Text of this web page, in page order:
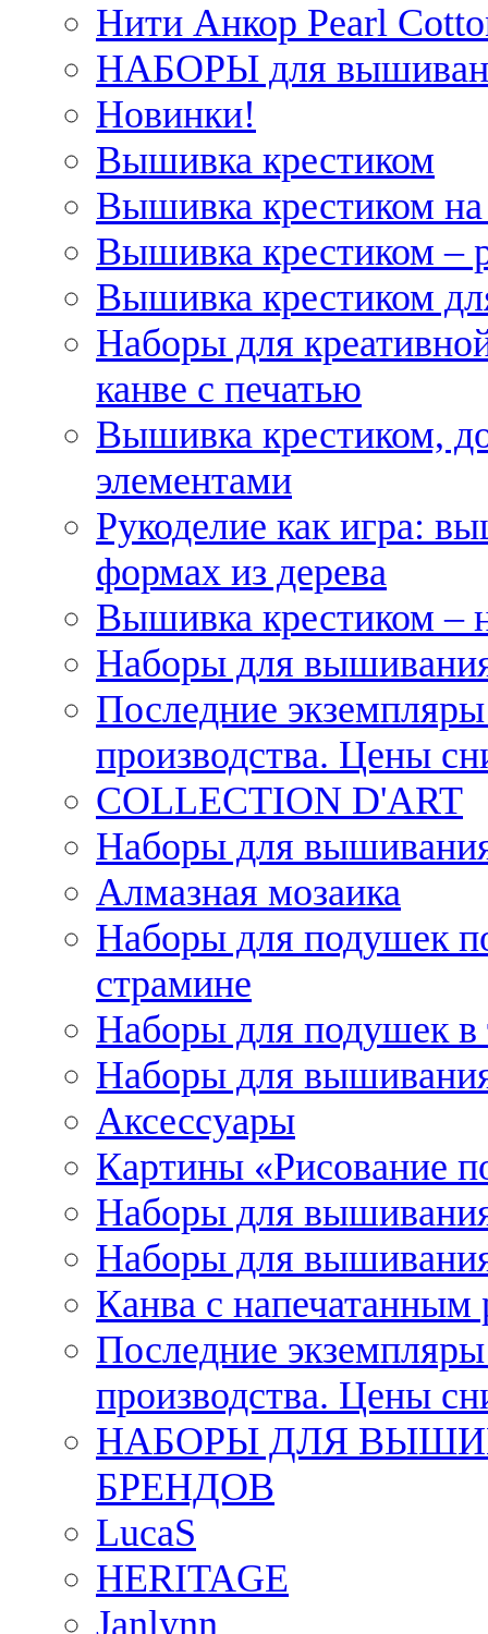
Нити Анкор Pearl
НАБОРЫ для
Новинки!
Вышивка крестиком
Вышивка крестиком
Вышивка крестиком –
Вышивка крестиком
Наборы для
канве с печатью
Вышивка крестиком,
элементами
Рукоделие как игра:
формах из дерева
Вышивка крестиком –
Наборы для
Последние
производства. Цены
COLLECTION D'ART
Наборы для
Алмазная мозаика
Наборы для подушек
страмине
Наборы для подушек в
Наборы для
Аксессуары
Картины «Рисование
Наборы для
Наборы для
Канва с напечатанным
Последние
производства. Цены
НАБОРЫ ДЛЯ
БРЕНДОВ
LucaS
HERITAGE
Janlynn